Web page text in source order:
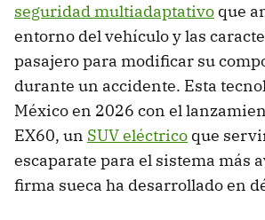
seguridad multiadaptativo que
entorno del vehículo y las
pasajero para modificar su
durante un accidente. Esta
México en 2026 con el
EX60, un SUV eléctrico que
escaparate para el sistema más
firma sueca ha desarrollado en